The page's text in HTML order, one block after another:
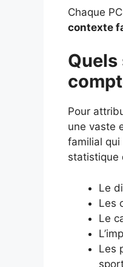
Chaque
contexte
Pour
une vaste
familial qui
statistique
Le
Les
Le
Les